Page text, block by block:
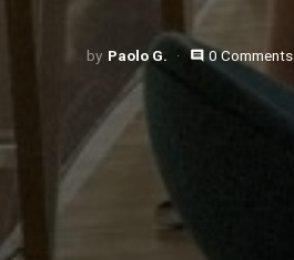
Paolo G. comment 0 Comments